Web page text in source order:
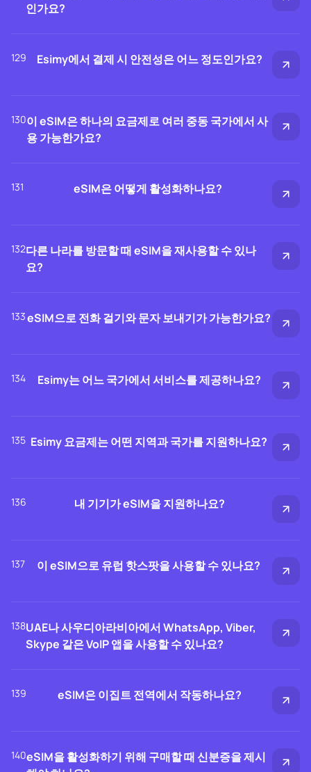
인가요?
129 Esimy에서 결제 시 안전성은 어느 정도인가요?
130이 eSIM은 하나의 요금제로 여러 중동 국가에서 사
용 가능한가요?
131 eSIM은 어떻게 활성화하나요?
132다른 나라를 방문할 때 eSIM을 재사용할 수 있나
요?
133eSIM으로 전화 걸기와 문자 보내기가 가능한가요?
134 Esimy는 어느 국가에서 서비스를 제공하나요?
135 Esimy 요금제는 어떤 지역과 국가를 지원하나요?
136 내 기기가 eSIM을 지원하나요?
137 이 eSIM으로 유럽 핫스팟을 사용할 수 있나요?
138UAE나 사우디아라비아에서 WhatsApp, Viber,
Skype 같은 VoIP 앱을 사용할 수 있나요?
139 eSIM은 이집트 전역에서 작동하나요?
140eSIM을 활성화하기 위해 구매할 때 신분증을 제시